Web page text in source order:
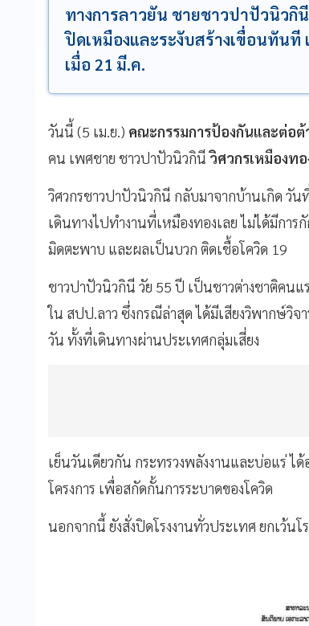
ทางการลาวยัน ชายชาวปาปัวนิวกิ
ปิดเหมืองและระงับสร้างเขื่อนทันที
เมื่อ 21 มี.ค.
วันนี้ (5 เม.ย.) คณะกรรมการป้องกันและต่อต้
คน เพศชาย ชาวปาปัวนิวกินี วิศวกรเหมืองทอ
วิศวกรชาวปาปัวนิวกินี กลับมาจากบ้านเกิด วัน
เดินทางไปทำงานที่เหมืองทองเลย ไม่ได้มีการ
มิดตะพาบ และผลเป็นบวก ติดเชื้อโควิด 19
ชาวปาปัวนิวกินี วัย 55 ปี เป็นชาวต่างชาติคนแ
ใน สปป.ลาว ซึ่งกรณีล่าสุด ได้มีเสียงวิพากษ์วิจ
วัน ทั้งที่เดินทางผ่านประเทศกลุ่มเสี่ยง
เย็นวันเดียวกัน กระทรวงพลังงานและบ่อแร่ได้
โครงการ เพื่อสกัดกั้นการระบาดของโควิด
นอกจากนี้ ยังสั่งปิดโรงงานทั่วประเทศ ยกเว้นโ